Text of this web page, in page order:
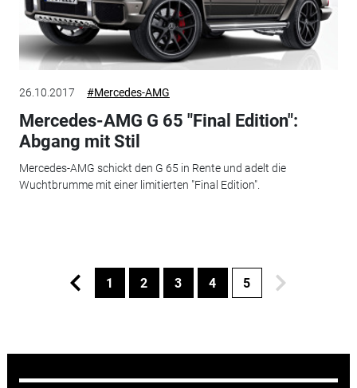
26.10.2017 #Mercedes-AMG
Mercedes-AMG G 65 "Final Edition":
Abgang mit Stil
Mercedes-AMG schickt den G 65 in Rente und adelt die
Wuchtbrumme mit einer limitierten "Final Edition".
1 2 3 4 5